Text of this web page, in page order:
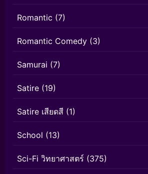
Romantic (7)
Romantic Comedy (3)
Samurai (7)
Satire (19)
Satire เสียดสี (1)
School (13)
Sci-Fi วิทยาศาสตร์ (375)